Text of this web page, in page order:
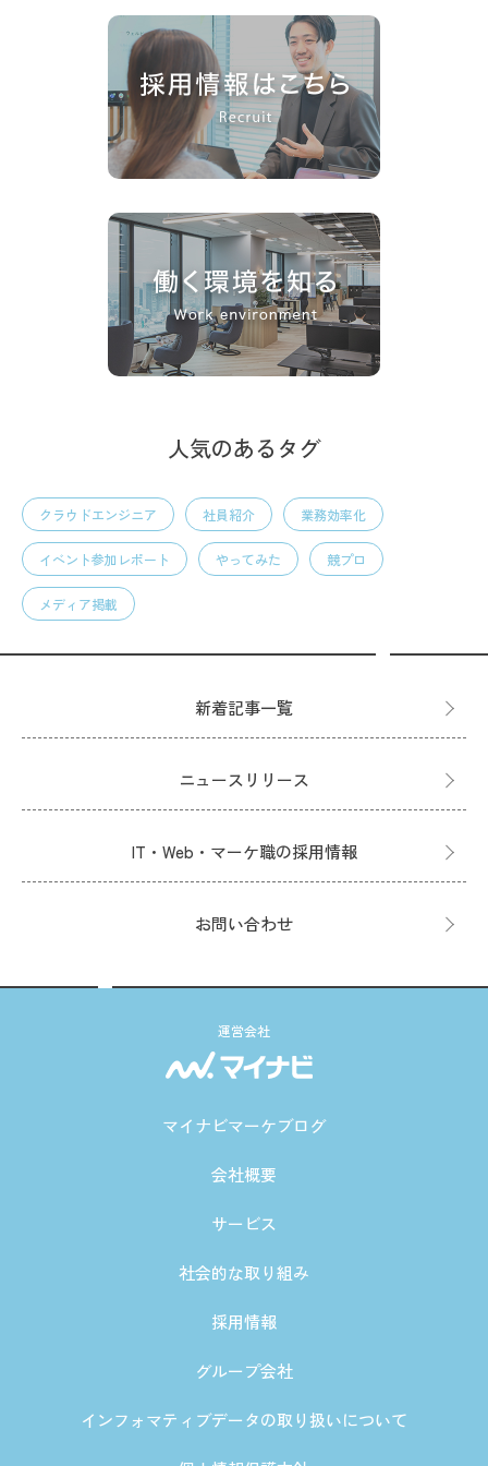
人気のあるタグ
クラウドエンジニア 社員紹介 業務効率化
イベント参加レポート やってみた 競プロ
メディア掲載
新着記事一覧
ニュースリリース
IT・Web・マーケ職の採用情報
お問い合わせ
運営会社
マイナビマーケブログ
会社概要
サービス
社会的な取り組み
採用情報
グループ会社
インフォマティブデータの取り扱いについて